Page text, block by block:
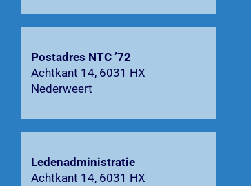
Postadres NTC ’72
Achtkant 14, 6031 HX
Nederweert
Ledenadministratie
Achtkant 14, 6031 HX